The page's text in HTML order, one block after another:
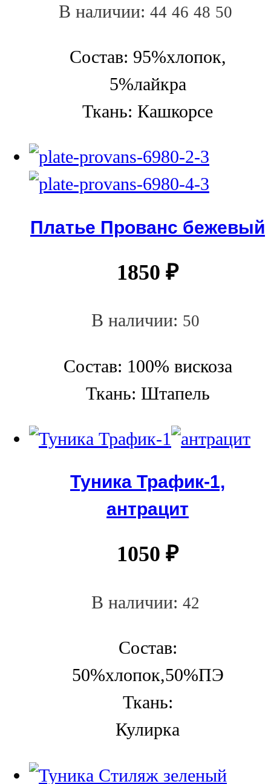
В наличии: 44 46 48 50
Состав: 95%хлопок,
5%лайкра
Ткань: Кашкорсе
Платье Прованс бежевый
1850 ₽
В наличии: 50
Состав: 100% вискоза
Ткань: Штапель
Туника Трафик-1,
антрацит
1050 ₽
В наличии: 42
Состав:
50%хлопок,50%ПЭ
Ткань:
Кулирка